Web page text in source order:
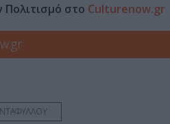
Πολιτισμό στο Culturenow.gr